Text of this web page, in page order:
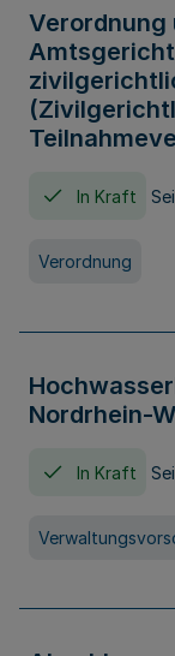
Verordnung
In Kraft
Verordnung
Nordrhein-
In Kraft